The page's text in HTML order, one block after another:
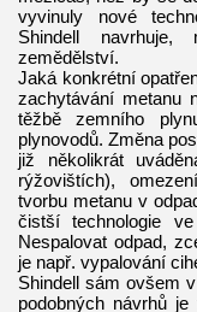
vyvinuly nové
Shindell
zemědělství.
Jaká konkrétní
zachytávání metanu
těžbě zemního
plynovodů. Změna
již několikrát
rýžovištích),
tvorbu metanu v
čistší technologie
Nespalovat odpad,
je např. vypalování
Shindell sám ovšem
podobných návrhů